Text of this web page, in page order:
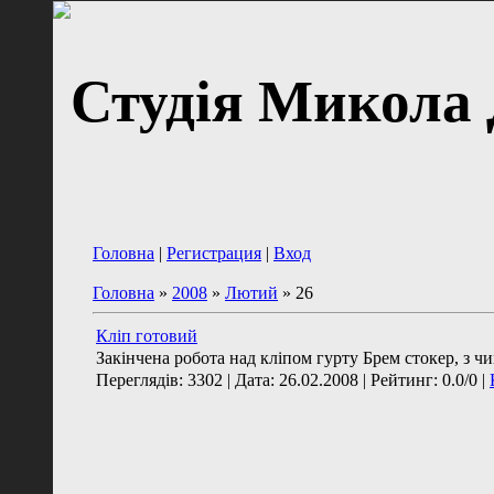
Студія
Головна | Регистрация | Вход
Головна » 2008 » Лютий » 26
Кліп готовий
Закінчена робота над кліпом гурту Брем стокер, з
Переглядів: 3302 | Дата: 26.02.2008 | Рейтинг: 0.0/0 |